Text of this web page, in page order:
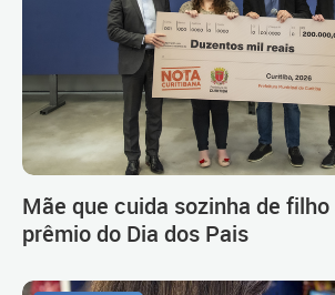
Mãe que cuida sozinha de
prêmio do Dia dos Pais